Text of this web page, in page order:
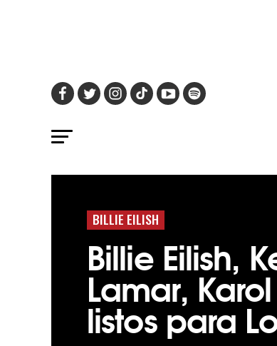
BILLIE EILISH
Billie Eilish,
Lamar,
listos para